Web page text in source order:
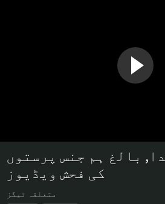
بالغ ہم جنس پرستوں
کی فحش ویڈیوز
متعلقہ ٹیگز